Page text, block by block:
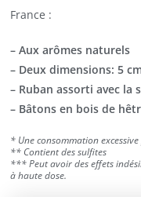
France :
– Aux arômes naturels
– Deux dimensions: 5
– Ruban assorti avec la
– Bâtons en bois de
* Une consommation
** Contient des sulfites
*** Peut avoir des effets
à haute dose.